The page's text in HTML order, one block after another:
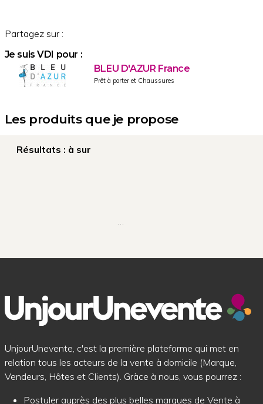
Partagez sur :
Je suis VDI pour :
BLEU D'AZUR France
Prêt à porter et Chaussures
Les produits que je propose
Résultats : à sur
…
UnjourUnevente, c'est la première plateforme qui met en
relation tous les acteurs de la vente à domicile (Marque,
Vendeurs, Hôtes et Clients). Gràce à nous, vous pourrez :
Postuler auprès des plus belles marques de Vente à